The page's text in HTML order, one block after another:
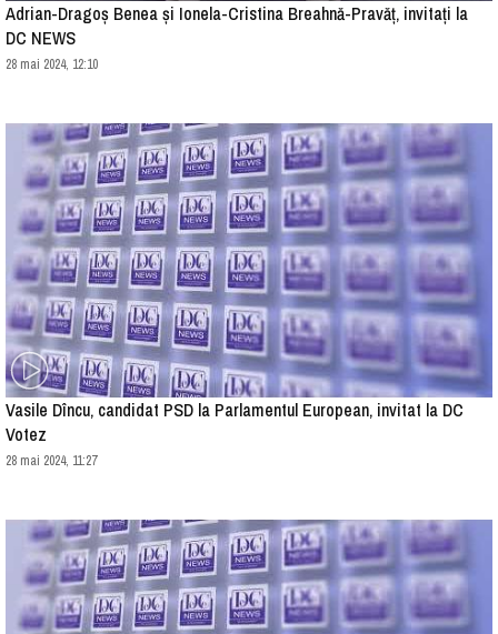
Adrian-Dragoș Benea și Ionela-Cristina Breahnă-Pravăț, invitați la
DC NEWS
28 mai 2024, 12:10
Vasile Dîncu, candidat PSD la Parlamentul European, invitat la DC
Votez
28 mai 2024, 11:27